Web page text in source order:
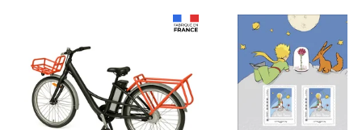
Prix 7,50€